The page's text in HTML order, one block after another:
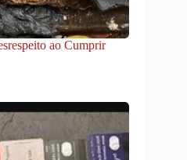
ao Cumprir